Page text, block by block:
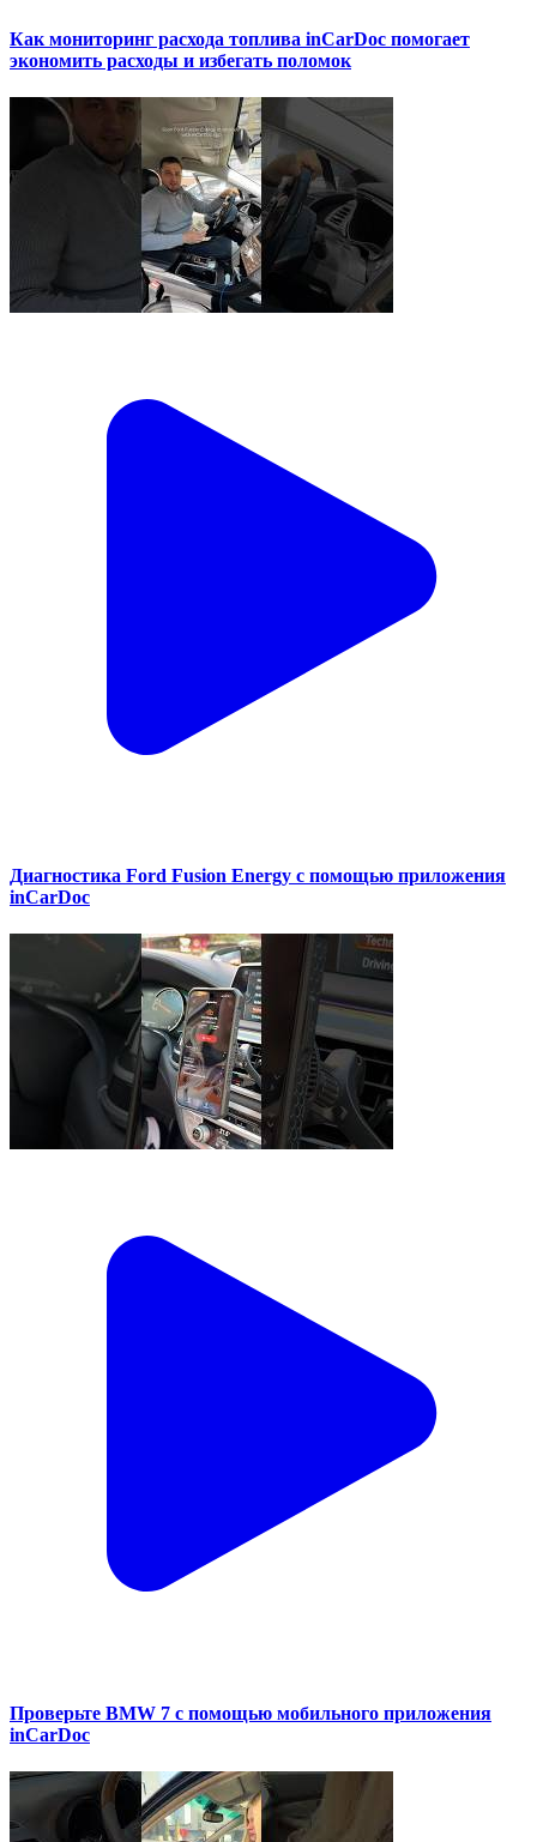
Как мониторинг расхода топлива inCarDoc помогает
экономить расходы и избегать поломок
Диагностика Ford Fusion Energy с помощью приложения
inCarDoc
Проверьте BMW 7 с помощью мобильного приложения
inCarDoc